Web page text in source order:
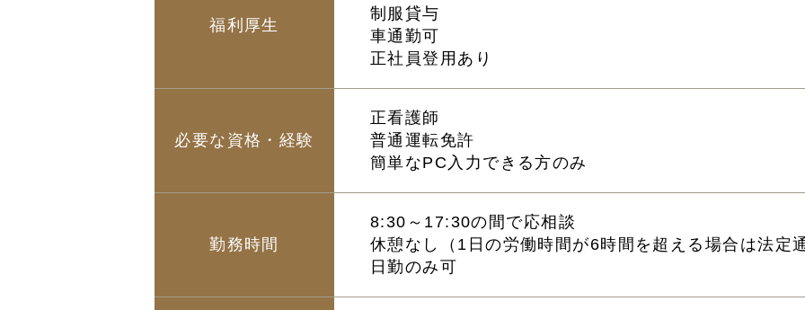
福利厚生
制服貸与
車通勤可
正社員登用あり
必要な資格・経験
正看護師
普通運転免許
簡単なPC入力できる方のみ
勤務時間
8:30～17:30の間で応相談
休憩なし（1日の労働時間が6時間を超える場合は法定
日勤のみ可